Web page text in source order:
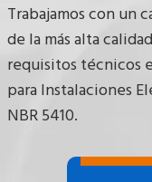
Trabajamos con un
de la más alta
requisitos técnicos
para Instalaciones
NBR 5410.